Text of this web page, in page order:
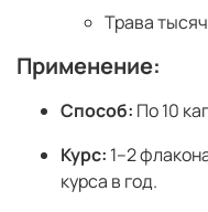
Трава
Применение:
Способ: По 10
Курс: 1–2
курса в год.